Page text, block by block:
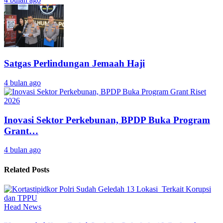
Satgas Perlindungan Jemaah Haji
4 bulan ago
Inovasi Sektor Perkebunan, BPDP Buka Program
Grant…
4 bulan ago
Related Posts
Head News